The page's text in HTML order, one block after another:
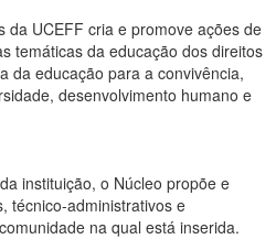
da UCEFF cria e promove ações de
temáticas da educação dos direitos
da educação para a convivência,
desenvolvimento humano e
instituição, o Núcleo propõe e
técnico-administrativos e
na qual está inserida.